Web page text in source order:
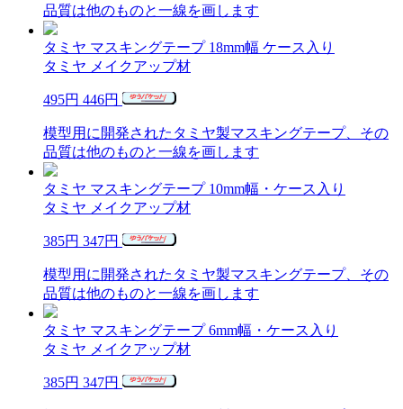
品質は他のものと一線を画します
タミヤ マスキングテープ 18mm幅 ケース入り
タミヤ メイクアップ材
495円 446円
模型用に開発されたタミヤ製マスキングテープ、その
品質は他のものと一線を画します
タミヤ マスキングテープ 10mm幅・ケース入り
タミヤ メイクアップ材
385円 347円
模型用に開発されたタミヤ製マスキングテープ、その
品質は他のものと一線を画します
タミヤ マスキングテープ 6mm幅・ケース入り
タミヤ メイクアップ材
385円 347円